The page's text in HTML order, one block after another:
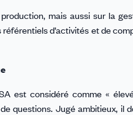
mais aussi sur la
d’activités et de
est considéré comme «
questions. Jugé ambitieux,